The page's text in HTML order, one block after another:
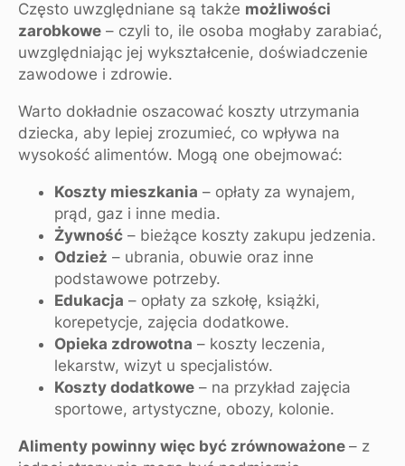
Często uwzględniane są także możliwości
zarobkowe – czyli to, ile osoba mogłaby zarabiać,
uwzględniając jej wykształcenie, doświadczenie
zawodowe i zdrowie.
Warto dokładnie oszacować koszty utrzymania
dziecka, aby lepiej zrozumieć, co wpływa na
wysokość alimentów. Mogą one obejmować:
Koszty mieszkania – opłaty za wynajem,
prąd, gaz i inne media.
Żywność – bieżące koszty zakupu jedzenia.
Odzież – ubrania, obuwie oraz inne
podstawowe potrzeby.
Edukacja – opłaty za szkołę, książki,
korepetycje, zajęcia dodatkowe.
Opieka zdrowotna – koszty leczenia,
lekarstw, wizyt u specjalistów.
Koszty dodatkowe – na przykład zajęcia
sportowe, artystyczne, obozy, kolonie.
Alimenty powinny więc być zrównoważone – z